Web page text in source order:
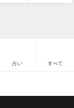
占い すべて